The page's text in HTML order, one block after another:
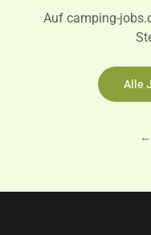
Auf camping-
Alle
←